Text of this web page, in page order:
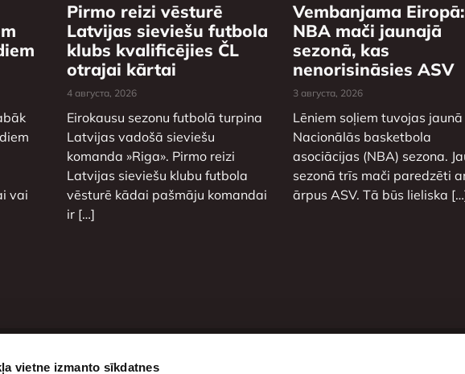
vietne izmanto sīkdatnes
vai
Pirmo reizi vēsturē
Latvijas sieviešu futbola
klubs kvalificējies ČL
otrajai kārtai
4 августа, 2026
Eirokausu sezonu futbolā turpina
Latvijas vadošā sieviešu
komanda »Riga». Pirmo reizi
Latvijas sieviešu klubu futbola
vēsturē kādai pašmāju komandai
ir […]
Vembanjama Eiropā:
NBA mači jaunajā
sezonā, kas
nenorisināsies ASV
3 августа, 2026
Lēniem soļiem tuvojas jaunā
Nacionālās basketbola
asociācijas (NBA) sezona.
sezonā trīs mači paredzēti
ārpus ASV. Tā būs lieliska